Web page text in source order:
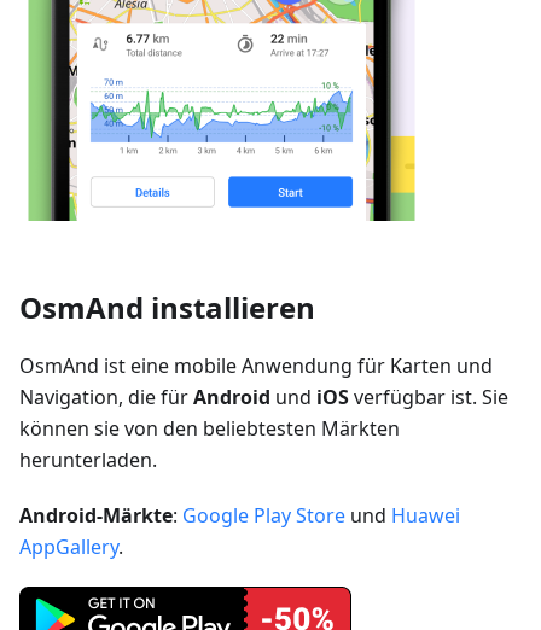
OsmAnd installieren
OsmAnd ist eine mobile Anwendung für Karten und
Navigation, die fürAndroid und iOSverfügbar ist. Sie
können sie von den beliebtesten Märkten
herunterladen.
Android-Märkte: Google Play Store und Huawei
AppGallery.